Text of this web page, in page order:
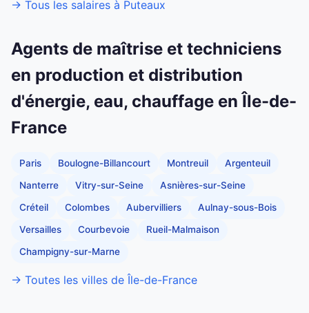
→ Tous les salaires à Puteaux
Agents de maîtrise et techniciens
en production et distribution
d'énergie, eau, chauffage en Île-de-
France
Paris Boulogne-Billancourt Montreuil Argenteuil
Nanterre Vitry-sur-Seine Asnières-sur-Seine
Créteil Colombes Aubervilliers Aulnay-sous-Bois
Versailles Courbevoie Rueil-Malmaison
Champigny-sur-Marne
→ Toutes les villes de Île-de-France